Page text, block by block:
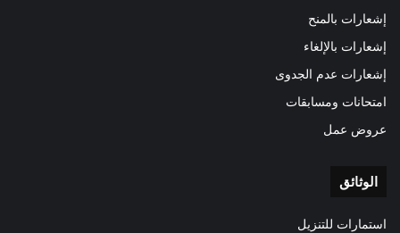
إشعارات بالمنح
إشعارات بالإلغاء
إشعارات عدم الجدوى
امتحانات ومسابقات
عروض عمل
الوثائق
استمارات للتنزيل